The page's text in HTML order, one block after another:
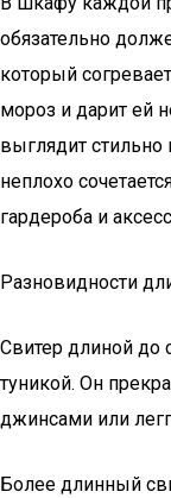
обязательно
который
мороз и дарит ей
выглядит стильно
неплохо
гардероба и
Разновидности
Свитер длиной до
туникой. Он
джинсами или
Более длинный